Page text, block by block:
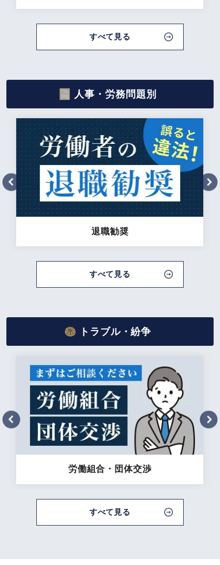
すべて見る
人事・労務問題別
すべて見る
トラブル・紛争
労働組合・団体交渉
すべて見る